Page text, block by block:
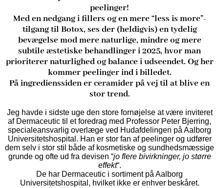
peelinger!
Med en nedgang i fillers og en mere “less is more”-
tilgang til Botox, ses der (heldigvis) en tydelig
bevægelse mod mere naturlige, mindre og mere
subtile æstetiske behandlinger i 2025, hvor man
prioriterer naturlighed og balance i udseendet. Og her
kommer peelinger ind i billedet.
På ingredienssiden er ceramider på vej til at blive en
stor trend.
​Jeg havde i sidste uge den store fornøjelse at være inviteret
af Dermaceutic til et foredrag med Professor Peter Bjerring,
specialeansvarlig overlæge ved Hudafdelingen på Aalborg
Universitetshospital. Han er stor fan af peelinger og udfører
dem selv i stor stil både af kosmetiske og sundhedsmæssige
grunde og ofte ud fra devisen “jo flere bivirkninger, jo større
effekt“.
De har Dermaceutic i sortiment på Aalborg
Universitetshospital, hvilket ikke er enhver beskåret.